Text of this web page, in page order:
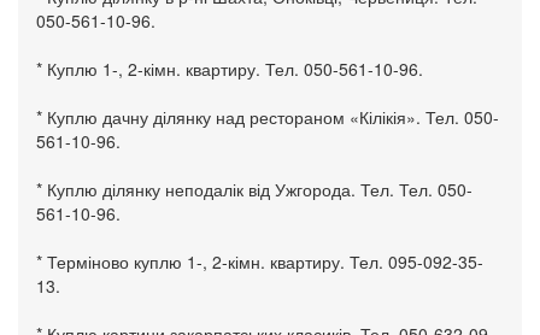
050-561-10-96.
* Куплю 1-, 2-кімн. квартиру. Тел. 050-561-10-96.
* Куплю дачну ділянку над рестораном «Кілікія». Тел. 050-
561-10-96.
* Куплю ділянку неподалік від Ужгорода. Тел. Тел. 050-
561-10-96.
* Терміново куплю 1-, 2-кімн. квартиру. Тел. 095-092-35-
13.